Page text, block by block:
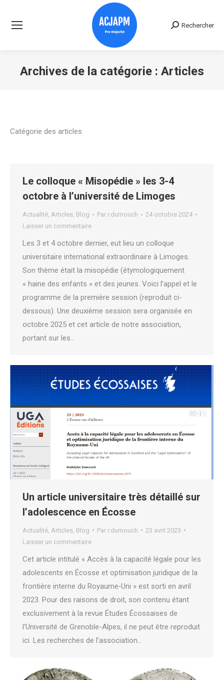
Recherche
Rechercher
Archives de la catégorie : Articles
Catégorie des articles
Le colloque « Misopédie » les 3-4
octobre à l’université de Limoges
Actualité, Articles, Blog Par r.dumouch
24 octobre 2024
Laisser un commentaire
Les 3 et 4 octobre dernier, eut lieu un colloque
universitaire international extraordinaire à Limoges.
Son thème était la misopédie (étymologiquement
« haine des enfants » et des jeunes. Voici l’appel et le
programme de la première session (reproduit ci-
dessous). Une deuxième session sera organisée en
octobre 2025 et cet article de notre association,
portant sur les…
Un article universitaire très détaillé sur
l’adolescence en Écosse
Actualité Articles Blog Par r.dumouch
23 avril 2023
Laisser un commentaire
Cet article intitulé « Accès à la capacité légale pour les
adolescents en Écosse et optimisation juridique de la
frontière interne du Royaume‑Uni » est sorti en avril
2023. Pour des raisons de droit, son contenu étant
exclusivement à la revue Études Écossaises de
l’Université de Grenoble-Alpes, il ne peut être reproduit
ici. Les recherches de l’association…